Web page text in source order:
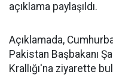
açıklama paylaşıldı.
Açıklamada,
Pakistan Başbakanı
Krallığı'na ziyarette